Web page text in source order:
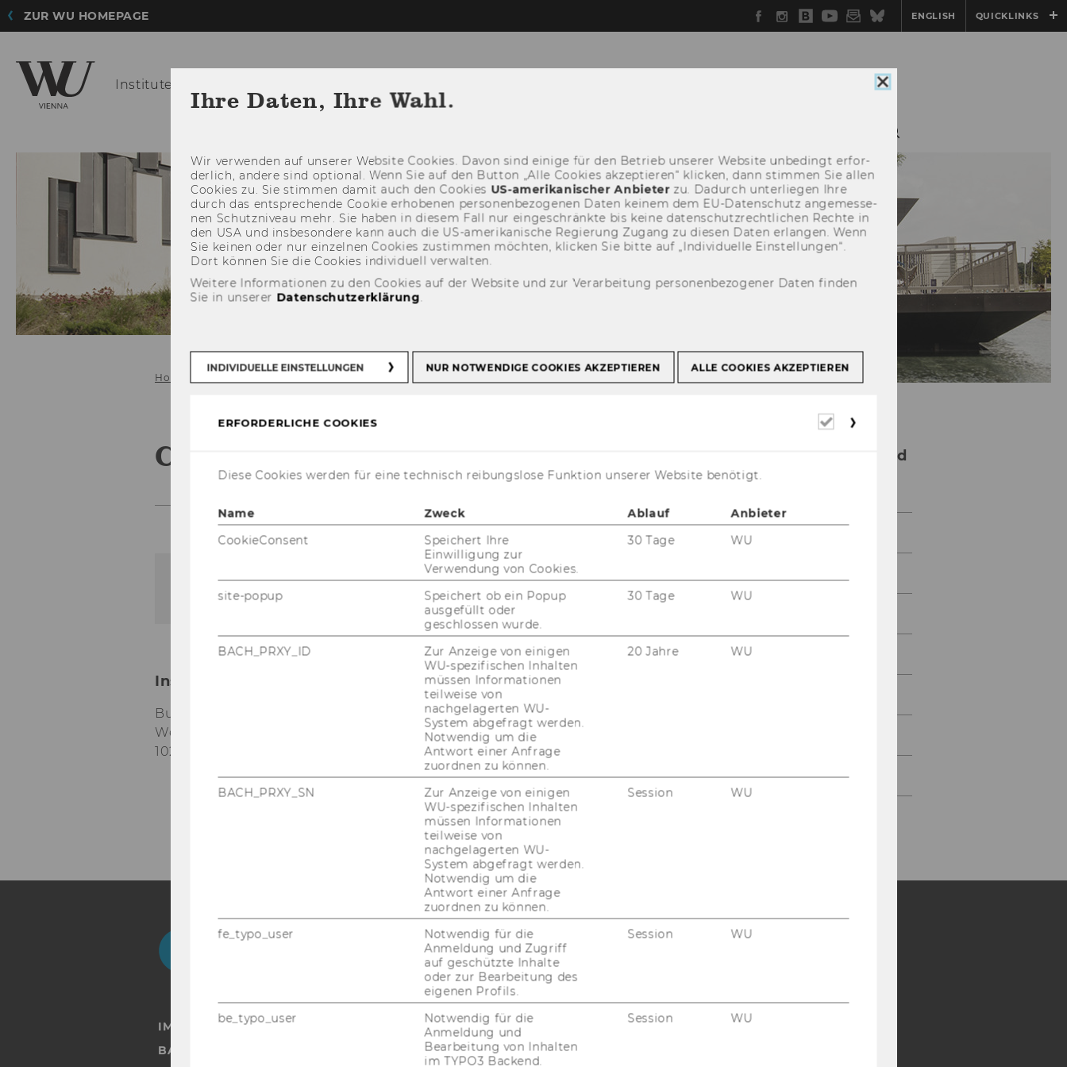
ZUR WU HOMEPAGE Facebook
Instagram
WU
Blog
YouTube
Newsletter
BlueskyENGLISH QUICKLINKS
Institute for
Home
Contact
Der Inhalt dieser Seite ist aktuell nur auf Englisch verfügbar.
Institute for Law and Governance
Building D3
Welthandelsplatz 1
1020
Institute for Law and
Governance
News
Research
Newsletter
FacebookInstagramBlog NewsletterBluesky
IMPRESSUM
BARRIEREFREIHEITSERKLÄRUNG WEBSEITE
ACCREDITED BY:
Cookie
Ihre Daten, Ihre Wahl.
Wir ver­wen­den auf un­se­rer Web­site Coo­kies. Davon sind ei­ni­ge für den Be­trieb un­se­rer Web­site un­be­dingt er­for­
der­lich, an­de­re sind op­tio­nal. Wenn Sie auf den But­ton „Alle Coo­kies ak­zep­tie­ren“ kli­cken, dann stim­men Sie allen
Coo­kies zu. Sie stim­men damit auch den Coo­kies US-​amerikanischer An­bie­terzu. Da­durch un­ter­lie­gen Ihre
durch das ent­spre­chen­de Coo­kie er­ho­be­nen per­so­nen­be­zo­ge­nen Daten kei­nem dem EU-​Datenschutz an­ge­mes­se­
nen Schutz­ni­veau mehr. Sie haben in die­sem Fall nur ein­ge­schränk­te bis keine da­ten­schutz­recht­li­chen Rech­te in
den USA und ins­be­son­de­re kann auch die US-​amerikanische Re­gie­rung Zu­gang zu die­sen Daten er­lan­gen. Wenn
Sie kei­nen oder nur ein­zel­nen Coo­kies zu­stim­men möch­ten, kli­cken Sie bitte auf „In­di­vi­du­el­le Ein­stel­lun­gen“.
Dort kön­nen Sie die Coo­kies in­di­vi­du­ell ver­wal­ten.
Weitere Informationen zu den Cookies auf der Website und zur Verarbeitung personenbezogener Daten finden
Sie in unserer Datenschutzerklärung.
INDIVIDUELLE EINSTELLUNGEN NUR NOTWENDIGE COOKIES AKZEPTIEREN ALLE COOKIES AKZEPTIEREN
ERFORDERLICHE COOKIES
Erforderliche
Diese Cookies werden für eine technisch reibungslose Funktion unserer Website benötigt.
Name Zweck Ablauf
Anbieter
CookieConsent
Speichert Ihre
Einwilligung zur
Verwendung von Cookies.
30 Tage WU
site-popup
Speichert ob ein Popup
ausgefüllt oder
geschlossen wurde.
30 Tage WU
BACH_PRXY_ID
Zur Anzeige von einigen
WU-spezifischen Inhalten
müssen Informationen
teilweise von
nachgelagerten WU-
System abgefragt werden.
Notwendig um die
Antwort einer Anfrage
zuordnen zu können.
20 Jahre WU
BACH_PRXY_SN
Zur Anzeige von einigen
WU-spezifischen Inhalten
müssen Informationen
teilweise von
nachgelagerten WU-
System abgefragt werden.
Notwendig um die
Antwort einer Anfrage
zuordnen zu können.
Session WU
fe_typo_user
Notwendig für die
Anmeldung und Zugriff
auf geschützte Inhalte
oder zur Bearbeitung des
eigenen Profils.
Session WU
be_typo_user
Notwendig für die
Anmeldung und
Bearbeitung von Inhalten
im TYPO3 Backend.
Session WU